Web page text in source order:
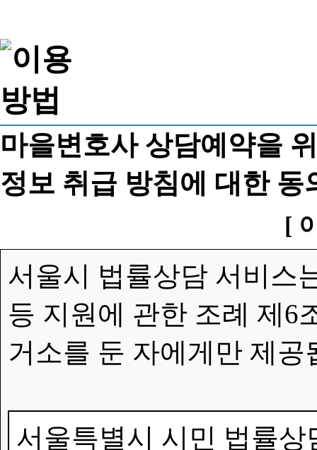
마을변호사 상담예약을
정보 취급 방침에 대한 동
[
서울시 법률상담 서비스
등 지원에 관한 조례 제6
거소를 둔 자에게만 제공
서울특별시 시민 법률